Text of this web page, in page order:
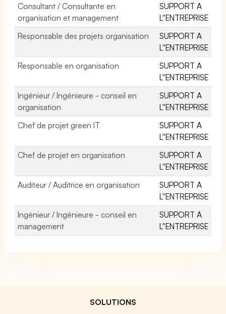
Consultant / Consultante en
organisation et management
SUPPORT A
L''ENTREPRISE
Responsable des projets organisation
SUPPORT A
L''ENTREPRISE
Responsable en organisation
SUPPORT A
L''ENTREPRISE
Ingénieur / Ingénieure - conseil en
organisation
SUPPORT A
L''ENTREPRISE
Chef de projet green IT
SUPPORT A
L''ENTREPRISE
Chef de projet en organisation
SUPPORT A
L''ENTREPRISE
Auditeur / Auditrice en organisation
SUPPORT A
L''ENTREPRISE
Ingénieur / Ingénieure - conseil en
management
SUPPORT A
L''ENTREPRISE
SOLUTIONS